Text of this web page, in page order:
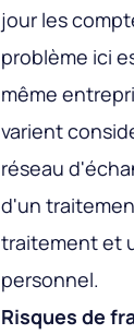
jour les
problème ici
même
varient
réseau
d'un
traitement et
personnel.
Risques de